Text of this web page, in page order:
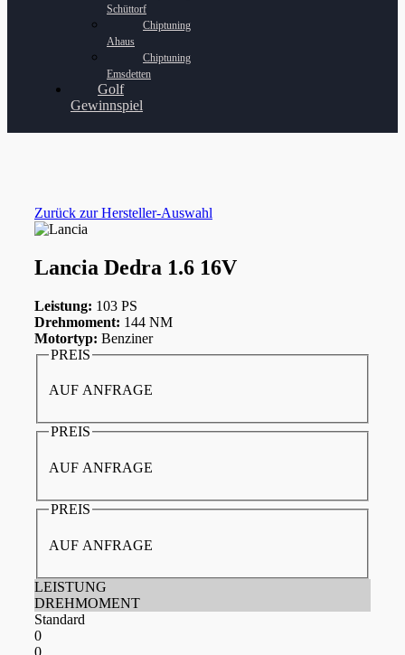
Schüttorf
Chiptuning
Ahaus
Chiptuning
Emsdetten
Golf
Gewinnspiel
Zurück zur Hersteller-Auswahl
Lancia Dedra 1.6 16V
Leistung: 103 PS
Drehmoment: 144 NM
Motortyp: Benziner
PREIS
AUF ANFRAGE
PREIS
AUF ANFRAGE
PREIS
AUF ANFRAGE
LEISTUNG
DREHMOMENT
Standard
0
0